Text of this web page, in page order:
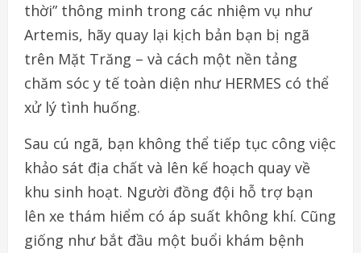
thời” thông minh trong các nhiệm vụ như
Artemis, hãy quay lại kịch bản bạn bị ngã
trên Mặt Trăng – và cách một nền tảng
chăm sóc y tế toàn diện như HERMES có thể
xử lý tình huống.
Sau cú ngã, bạn không thể tiếp tục công việc
khảo sát địa chất và lên kế hoạch quay về
khu sinh hoạt. Người đồng đội hỗ trợ bạn
lên xe thám hiểm có áp suất không khí. Cũng
giống như bắt đầu một buổi khám bệnh